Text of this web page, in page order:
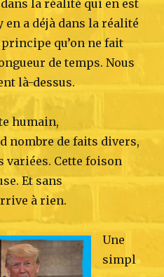
la réalité qui en est
en a déjà dans la réalité
qu’on ne fait
de temps. Nous
là-dessus.
humain,
nombre de faits divers,
Cette foison
Et sans
à rien.
Une
simpl